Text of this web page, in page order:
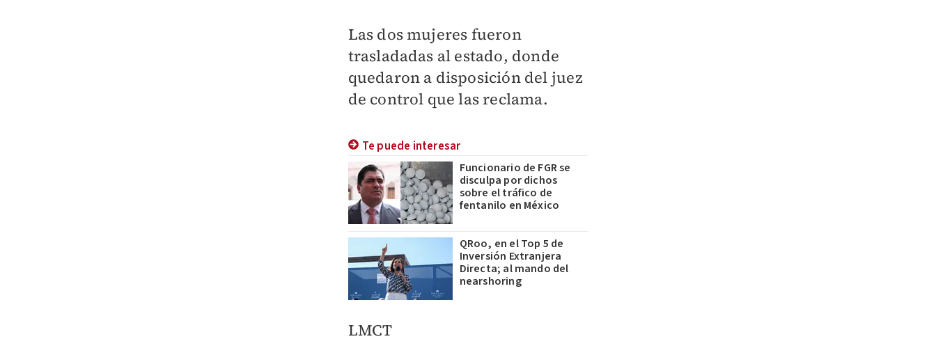
Las dos mujeres fueron
trasladadas al estado, donde
quedaron a disposición del juez
de control que las reclama.
Te puede interesar
Funcionario de FGR se
disculpa por dichos
sobre el tráfico de
fentanilo en México
QRoo, en el Top 5 de
Inversión Extranjera
Directa; al mando del
nearshoring
LMCT